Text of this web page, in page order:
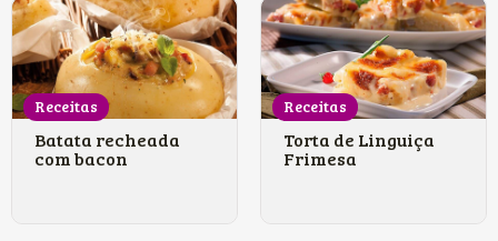
Receitas
Batata recheada
com bacon
Receitas
Torta de Linguiça
Frimesa